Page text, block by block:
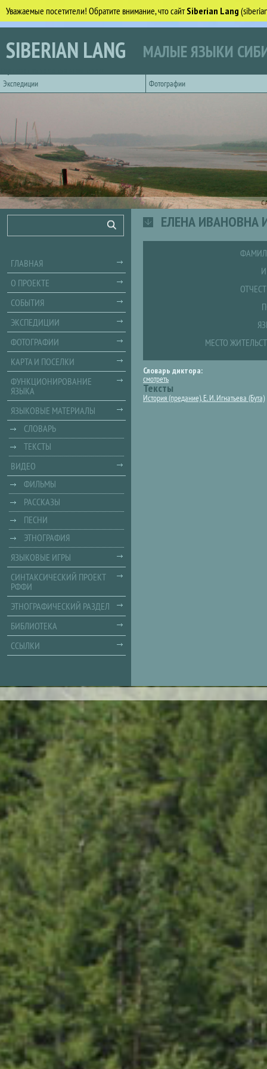
Уважаемые посетители! Обратите внимание, что сайтSiberian Lang
Перейти к основному содержанию
SIBERIAN LANG МАЛЫЕ ЯЗЫКИ
Экспедиции
Фотографии
ЕЛЕНА ИВАНОВНА
МЕСТО
Словарь диктора:
смотреть
Тексты
История (предание). Е. И. Игнатьева (Бута)
Поиск
ГЛАВНАЯ
О ПРОЕКТЕ
СОБЫТИЯ
ЭКСПЕДИЦИИ
ФОТОГРАФИИ
КАРТА И ПОСЕЛКИ
ФУНКЦИОНИРОВАНИЕ
ЯЗЫКА
ЯЗЫКОВЫЕ МАТЕРИАЛЫ
СЛОВАРЬ
ТЕКСТЫ
ВИДЕО
ФИЛЬМЫ
РАССКАЗЫ
ПЕСНИ
ЭТНОГРАФИЯ
ЯЗЫКОВЫЕ ИГРЫ
СИНТАКСИЧЕСКИЙ ПРОЕКТ
РФФИ
ЭТНОГРАФИЧЕСКИЙ РАЗДЕЛ
БИБЛИОТЕКА
ССЫЛКИ